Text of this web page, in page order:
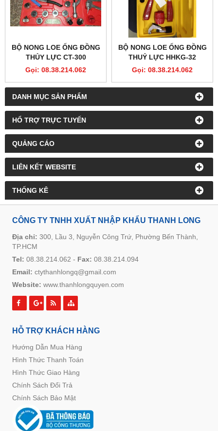
DANH MỤC SẢN PHẨM
HỔ TRỢ TRỰC TUYẾN
QUẢNG CÁO
LIÊN KẾT WEBSITE
THỐNG KÊ
BỘ NONG LOE ỐNG ĐỒNG
THỦY LỰC CT-300
Gọi: 08.38.214.062
BỘ NONG LOE ỐNG ĐỒNG
THUỶ LỰC HHKG-32
Gọi: 08.38.214.062
CÔNG TY TNHH XUẤT NHẬP KHẨU THANH LONG
Địa chỉ: 300, Lầu 3, Nguyễn Công Trứ, Phường Bến Thành,
TP.HCM
Tel: 08.38.214.062 - Fax: 08.38.214.094
Email: ctythanhlongq@gmail.com
Website: www.thanhlongquyen.com
HỖ TRỢ KHÁCH HÀNG
Hướng Dẫn Mua Hàng
Hình Thức Thanh Toán
Hình Thức Giao Hàng
Chính Sách Đổi Trả
Chính Sách Bảo Mật